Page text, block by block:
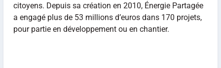
citoyens. Depuis sa création en 2010, Énergie Partagée
a engagé plus de 53 millions d’euros dans 170 projets,
pour partie en développement ou en chantier.